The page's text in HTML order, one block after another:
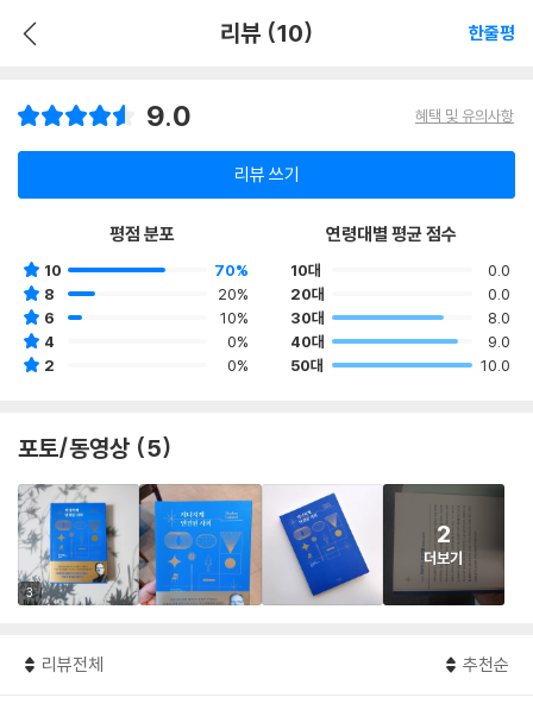
리뷰 (10) 한줄평
9.0 혜택 및 유의사항
리뷰 쓰기
평점 분포
10
70%
8
20%
6
10%
4
0%
2
0%
연령대별 평균 점수
10대
0.0
20대
0.0
30대
8.0
40대
9.0
50대
10.0
포토/동영상 (5)
3
2
더보기
리뷰전체 추천순